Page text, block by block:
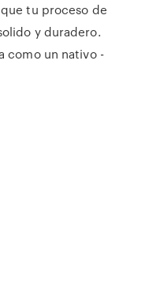
tu proceso de
y duradero.
como un nativo -